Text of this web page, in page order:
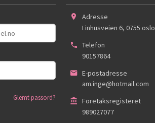
Glemt passord?
Adresse
Linhusveien 6, 0755 oslo
Telefon
90157864
E-postadresse
am.inge@hotmail.com
Foretaksregisteret
989027077